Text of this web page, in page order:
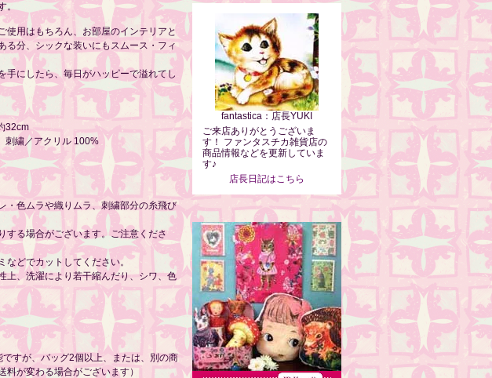
。
使用はもちろん、お部屋のインテリアと
分、シックな装いにもスムース・フィ
手にしたら、毎日がハッピーで溢れてし
32cm
刺繍／アクリル 100%
・色ムラや織りムラ、刺繍部分の糸飛び
する場合がございます。ご注意くださ
などでカットしてください。
上、洗濯により若干縮んだり、シワ、色
すが、バッグ2個以上、または、別の商
が変わる場合がございます）
fantastica：店長YUKI
ご来店ありがとうございま
す！ ファンタスチカ雑貨店の
商品情報などを更新していま
す♪
店長日記はこちら